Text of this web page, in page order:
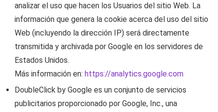
analizar el uso que hacen los Usuarios del sitio Web. La
información que genera la cookie acerca del uso del sitio
Web (incluyendo la dirección IP) será directamente
transmitida y archivada por Google en los servidores de
Estados Unidos.
Más información en: https://analytics.google.com
DoubleClick by Google es un conjunto de servicios
publicitarios proporcionado por Google, Inc., una